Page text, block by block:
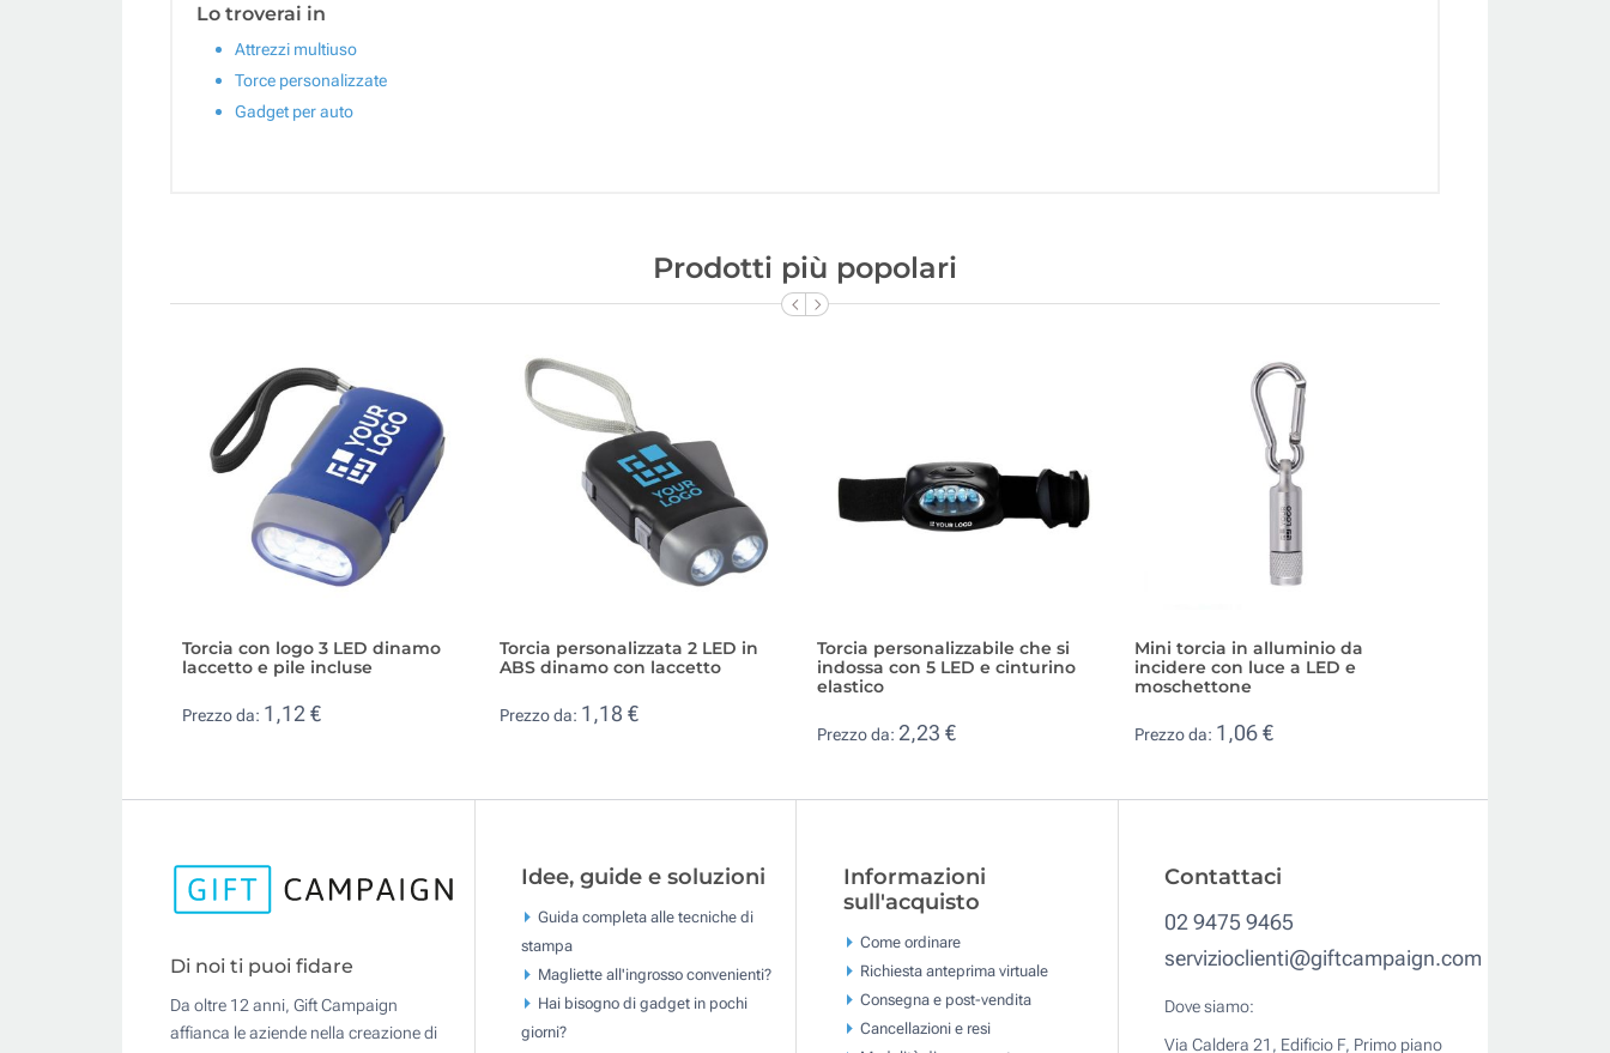
Lo troverai in
Attrezzi multiuso
Torce personalizzate
Gadget per auto
Prodotti più popolari
Torcia con logo 3 LED dinamo
laccetto e pile incluse
Prezzo da: 1,12 €
Torcia personalizzata 2 LED in
ABS dinamo con laccetto
Prezzo da: 1,18 €
Torcia personalizzabile che si
indossa con 5 LED e cinturino
elastico
Prezzo da: 2,23 €
Mini torcia in alluminio da
incidere con luce a LED e
moschettone
Prezzo da: 1,06 €
Di noi ti puoi fidare
Da oltre 12 anni, Gift Campaign
affianca le aziende nella creazione di
Idee, guide e soluzioni
Guida completa alle tecniche di
stampa
Magliette all'ingrosso convenienti?
Hai bisogno di gadget in pochi
giorni?
Informazioni
sull'acquisto
Come ordinare
Richiesta anteprima virtuale
Consegna e post-vendita
Cancellazioni e resi
Contattaci
02 9475 9465
servizioclienti@giftcampaign.com
Dove siamo:
Via Caldera 21, Edificio F, Primo piano